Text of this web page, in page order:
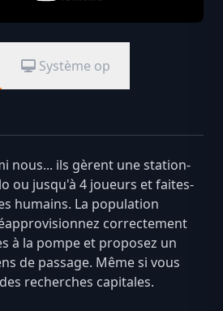
Système op
nous... ils gèrent une station-
ou jusqu'à 4 joueurs et faites-
humains. La population
correctement
à la pompe et proposez un
de passage. Même si vous
recherches capitales.